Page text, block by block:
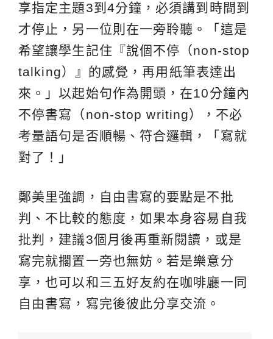
享指定主題3到4分鐘，必須講到時間到
才停止，另一位則在一旁聆聽。「這是
希望讓學生記住『說個不停（non-stop
talking）』的感覺，再用紙筆表達出
來。」以起始句作為開頭，在10分鐘內
不停書寫（non-stop writing），不必
考量語句是否順暢、符合邏輯，「寫就
對了！」
鄭美里強調，自由書寫的要點是不批
判、不比較的態度，如果本身容易自我
批判，建議3個月後再重新閱讀，或是
寫完就擱置一旁也無妨。若是樂意分
享，也可以和三五好友約在咖啡廳一同
自由書寫，寫完後彼此分享交流。